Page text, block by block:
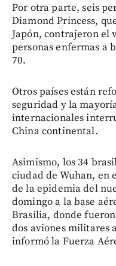
Por otra parte, seis
Diamond Princess,
Japón, contrajeron el
personas enfermas a
70.
Otros países están
seguridad y la
internacionales
China continental.
Asimismo, los 34
ciudad de Wuhan, en
de la epidemia del
domingo a la base
Brasilia, donde
dos aviones militares
informó la Fuerza